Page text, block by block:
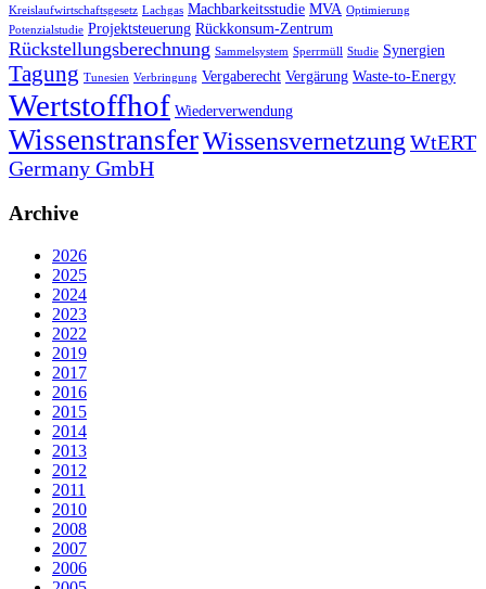
Kreislaufwirtschaftsgesetz Lachgas Machbarkeitsstudie MVA Optimierung
Potenzialstudie Projektsteuerung Rückkonsum-Zentrum
Rückstellungsberechnung Sammelsystem Sperrmüll Studie Synergien
Tagung Tunesien Verbringung Vergaberecht Vergärung Waste-to-Energy
Wertstoffhof Wiederverwendung
WissenstransferWissensvernetzung WtERT
Germany GmbH
Archive
2026
2025
2024
2023
2022
2019
2017
2016
2015
2014
2013
2012
2011
2010
2008
2007
2006